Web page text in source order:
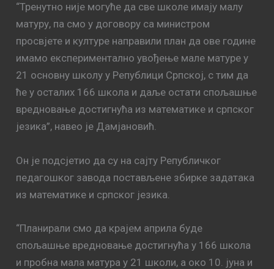
“Тренутно није могуће да све школе имају малу
матуру, па смо у договору са министром
просвјете и културе направили план да ове године
имамо експериментално увођење мале матуре у
21 основну школу у Републици Српској, с тим да
ће у осталих 166 школа и даље остати спољашње
вредновање достигнућа из математике и српског
језика”, навео је Дамјановић.
Он је подсјетио да су на сајту Републичког
педагошког завода постављене збирке задатака
из математике и српског језика.
“Планирали смо да крајем априла буде
спољашње вредновање достигнућа у 166 школа
и пробна мала матура у 21 школи, а око 10. јуна и